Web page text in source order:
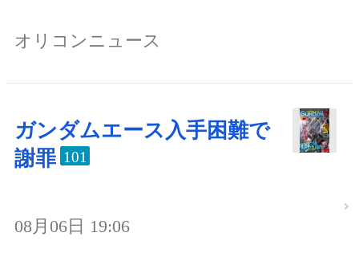
オリコンニュース
ガンダムエース入手困難で
謝罪 101
08月06日 19:06